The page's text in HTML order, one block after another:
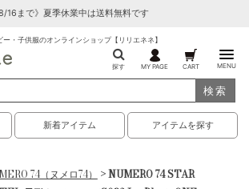
8/16まで》夏季休業中は送料無料です
・子供服のオンラインショップ【リリエネネ】
探す MY PAGE CART MENU
検索
新着アイテム アイテムを探す
74（ヌメロ74） > NUMERO 74 STAR